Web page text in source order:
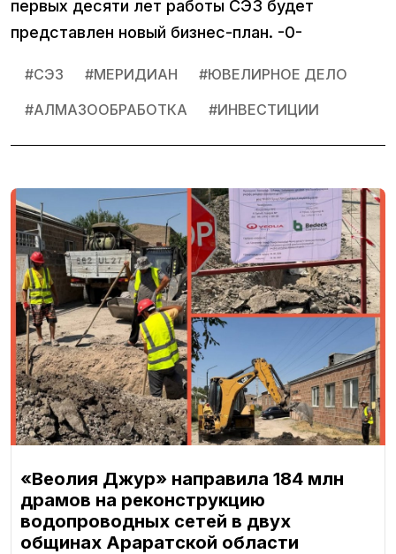
первых десяти лет работы СЭЗ будет
представлен новый бизнес-план. -0-
#СЭЗ #МЕРИДИАН #ЮВЕЛИРНОЕ ДЕЛО
#АЛМАЗООБРАБОТКА #ИНВЕСТИЦИИ
«Веолия Джур» направила 184 млн
драмов на реконструкцию
водопроводных сетей в двух
общинах Араратской области